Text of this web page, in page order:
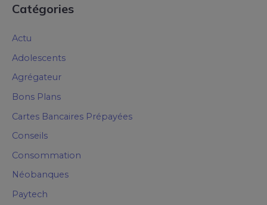
Catégories
Actu
Adolescents
Agrégateur
Bons Plans
Cartes Bancaires Prépayées
Conseils
Consommation
Néobanques
Paytech